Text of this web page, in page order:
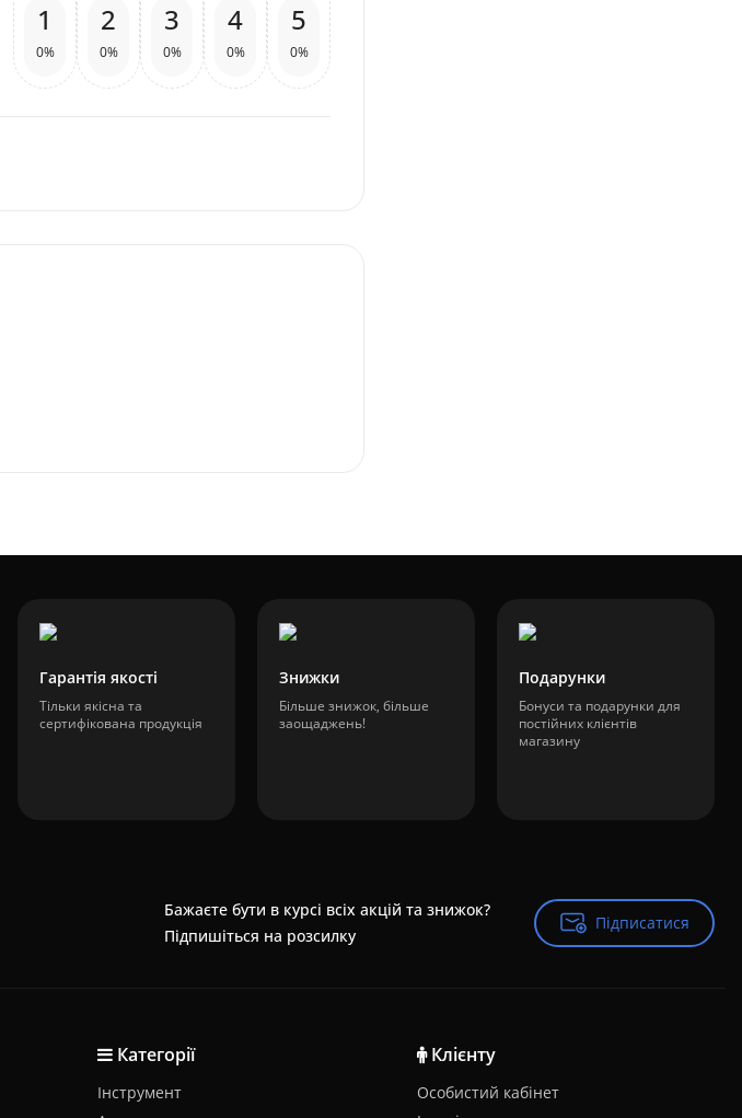
1
0%
2
0%
3
0%
4
0%
5
0%
Гарантія якості
Тільки якісна та
сертифікована продукція
Знижки
Більше знижок, більше
заощаджень!
Подарунки
Бонуси та подарунки для
постійних клієнтів
магазину
Бажаєте бути в курсі всіх акцій та знижок?
Підпишіться на розсилку
Підписатися
Підписатися
Категорії
Інструмент
Клієнту
Особистий кабінет